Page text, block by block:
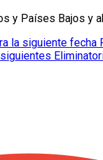
y Países Bajos y
la siguiente fecha